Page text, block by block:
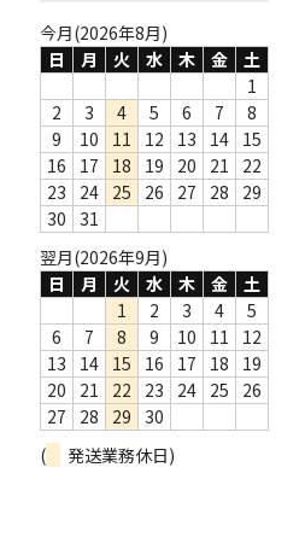
今月(2026年8月)
日
月 火 水 木 金
土
1
2
3 4 5 6 7
8
9
10 11 12 13 14 15
16
17 18 19 20 21
22
23
24 25 26 27 28
29
30
31
翌月(2026年9月)
日
月 火 水 木 金
土
1
2 3 4
5
6
7 8 9 10 11
12
13
14 15 16 17 18
19
20
21 22 23 24 25
26
27
28 29
30
(
発送業務休日)